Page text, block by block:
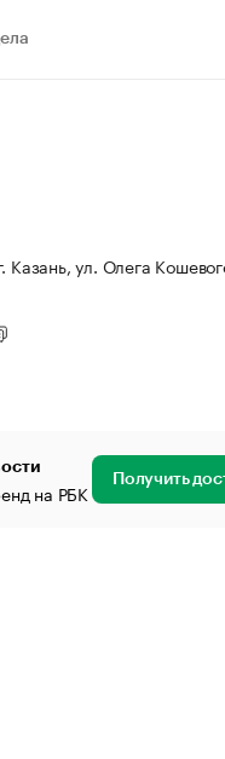
Казань, ул. Олега
на РБК Получить